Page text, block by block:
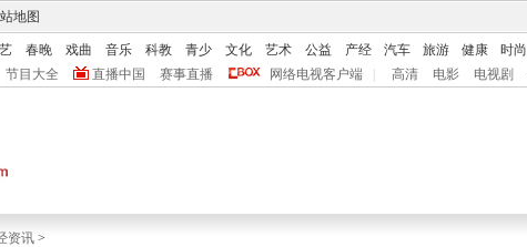
地图
春晚 戏曲 音乐 科教 青少 文化 艺术 公益 产经 汽车 旅游 健康 时尚
节目大全 直播中国 赛事直播 网络电视客户端 高清 电影 电视剧
资讯 >